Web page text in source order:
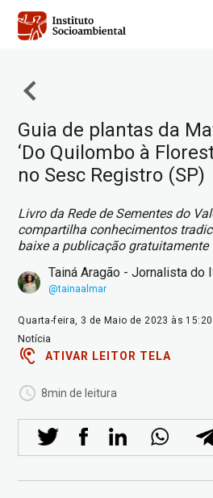
Pular
para
principal
Guia de plantas da
‘Do Quilombo à
no Sesc Registro (SP)
Livro da Rede de Sementes do
compartilha conhecimentos
baixe a publicação gratuitamente
Tainá Aragão - Jornalista do
@tainaalmar
Quarta-feira, 3 de Maio de 2023 às 15:20
Notícia
ATIVAR LEITOR TELA
8min de leitura